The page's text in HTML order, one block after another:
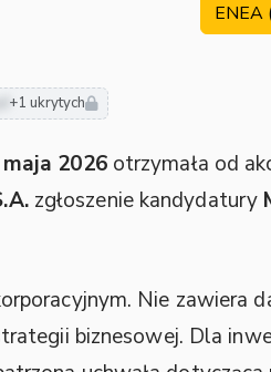
ENEA
+1 ukrytych
2026otrzymała od
zgłoszenie kandydatury
Nie zawiera
biznesowej. Dla